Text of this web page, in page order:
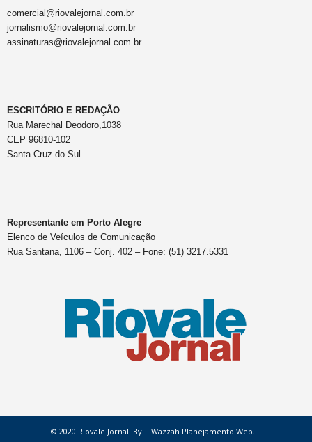
comercial@riovalejornal.com.br
jornalismo@riovalejornal.com.br
assinaturas@riovalejornal.com.br
ESCRITÓRIO E REDAÇÃO
Rua Marechal Deodoro,1038
CEP 96810-102
Santa Cruz do Sul.
Representante em Porto Alegre
Elenco de Veículos de Comunicação
Rua Santana, 1106 – Conj. 402 – Fone: (51) 3217.5331
© 2020 Riovale Jornal. By Wazzah Planejamento Web.